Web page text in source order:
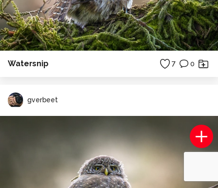
Watersnip 7 0
gverbeet